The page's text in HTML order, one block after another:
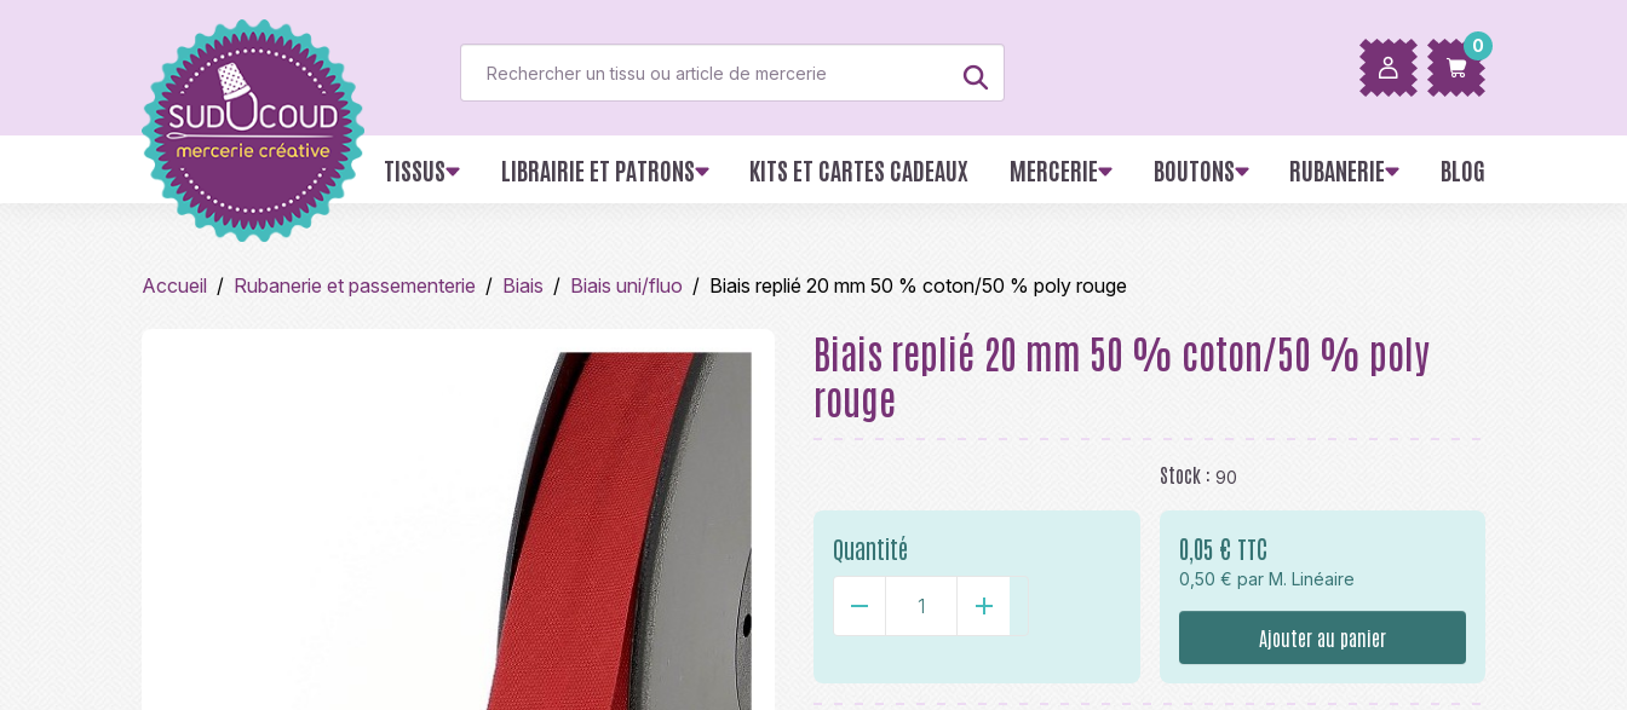
0
TISSUS LIBRAIRIE ET PATRONS KITS ET CARTES CADEAUX MERCERIE BOUTONS RUBANERIE BLOG
Accueil Rubanerie et passementerie Biais Biais uni/fluo Biais replié 20 mm 50 % coton/50 % poly rouge
Biais replié 20 mm 50 % coton/50 % poly
rouge
Stock : 90
Quantité
- +
0,05 € TTC
0,50 € par M. Linéaire
Ajouter au panier